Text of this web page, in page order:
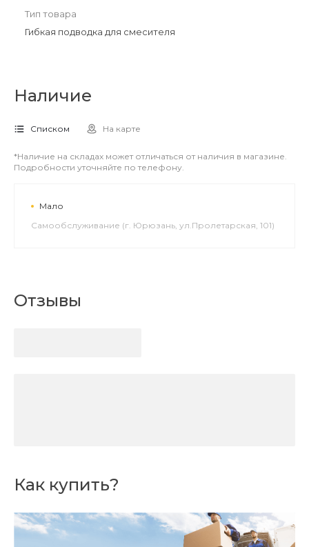
Тип товара
Гибкая подводка для смесителя
Наличие
Списком На карте
*Наличие на складах может отличаться от наличия в магазине.
Подробности уточняйте по телефону.
Мало
Самообслуживание (г. Юрюзань, ул.Пролетарская, 101)
Отзывы
Как купить?